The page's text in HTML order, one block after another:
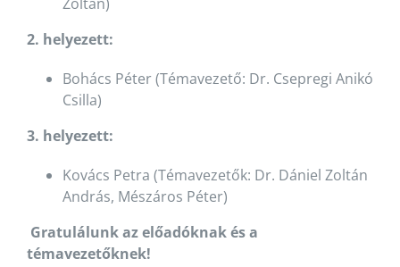
2. helyezett:
Bohács Péter (Témavezető: Dr. Csepregi Anikó
Csilla)
3. helyezett:
Kovács Petra (Témavezetők: Dr. Dániel Zoltán
András, Mészáros Péter)
Gratulálunk az előadóknak és a
témavezetőknek!